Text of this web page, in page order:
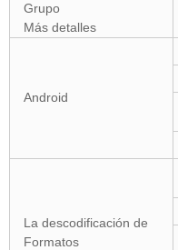
Grupo
Más detalles
Android
La descodificación de
Formatos